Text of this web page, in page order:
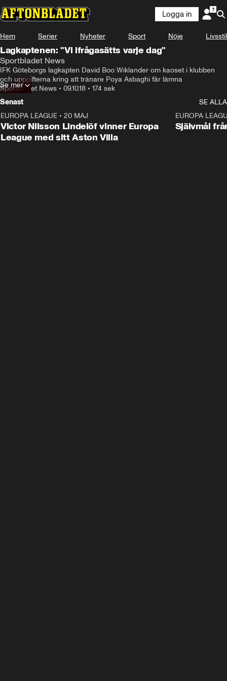
Logga in
Hem Serier Nyheter Sport Nöje Livsstil
Lagkaptenen: "Vi ifrågasätts varje dag"
Sportbladet News
IFK Göteborgs lagkapten David Boo Wiklander om kaoset i klubben
och uppgifterna kring att tränare Poya Asbaghi får lämna
Sportbladet News • 09.10.18 • 174 sek
Se mer
Senast
SE ALLA
EUROPA LEAGUE • 20 MAJ
Victor Nilsson Lindelöf vinner Europa
League med sitt Aston Villa
EUROPA
Självmål